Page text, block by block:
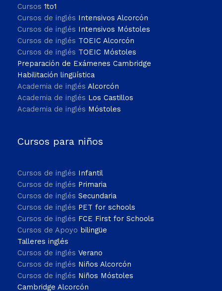
Cursos 1to1
Cursos de inglés Intensivos Alcorcón
Cursos de inglés Intensivos Móstoles
Cursos de inglés TOEIC Alcorcón
Cursos de inglés TOEIC Móstoles
Preparación de Exámenes Cambridge
Habilitación lingüística
Academia de inglés Alcorcón
Academia de inglés Los Castillos
Academia de inglés Móstoles
Cursos para niños
Cursos de inglés Infantil
Cursos de inglés Primaria
Cursos de inglés Secundaria
Cursos de inglés PET for schools
Cursos de inglés FCE First for Schools
Cursos de Apoyo bilingüe
Talleres inglés
Cursos de inglés Verano
Cursos de inglés Niños Alcorcón
Cursos de inglés Niños Móstoles
Cambridge Alcorcón